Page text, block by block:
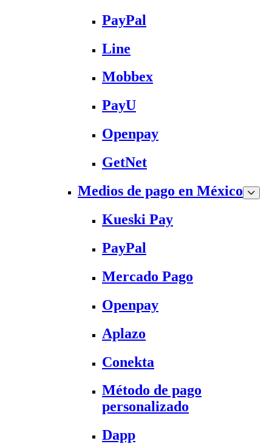
PayPal
Line
Mobbex
PayU
Openpay
GetNet
Medios de pago en México
Kueski Pay
PayPal
Mercado Pago
Openpay
Aplazo
Conekta
Método de pago
personalizado
Dapp